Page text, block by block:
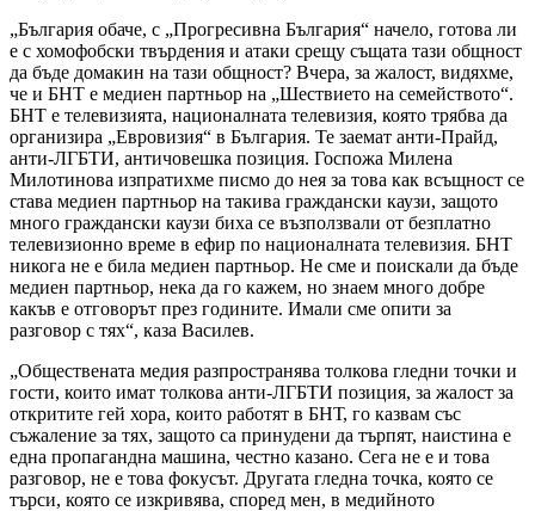
„България обаче, с „Прогресивна България“ начело, готова ли
е с хомофобски твърдения и атаки срещу същата тази общност
да бъде домакин на тази общност? Вчера, за жалост, видяхме,
че и БНТ е медиен партньор на „Шествието на семейството“.
БНТ е телевизията, националната телевизия, която трябва да
организира „Евровизия“ в България. Те заемат анти-Прайд,
анти-ЛГБТИ, античовешка позиция. Госпожа Милена
Милотинова изпратихме писмо до нея за това как всъщност се
става медиен партньор на такива граждански каузи, защото
много граждански каузи биха се възползвали от безплатно
телевизионно време в ефир по националната телевизия. БНТ
никога не е била медиен партньор. Не сме и поискали да бъде
медиен партньор, нека да го кажем, но знаем много добре
какъв е отговорът през годините. Имали сме опити за
разговор с тях“, каза Василев.
„Обществената медия разпространява толкова гледни точки и
гости, които имат толкова анти-ЛГБТИ позиция, за жалост за
откритите гей хора, които работят в БНТ, го казвам със
съжаление за тях, защото са принудени да търпят, наистина е
една пропагандна машина, честно казано. Сега не е и това
разговор, не е това фокусът. Другата гледна точка, която се
търси, която се изкривява, според мен, в медийното